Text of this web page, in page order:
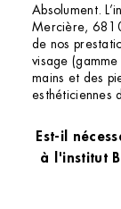
Absolument.
Mercière,
de nos
visage
mains et des
esthéticiennes
Est-il
à l'institut